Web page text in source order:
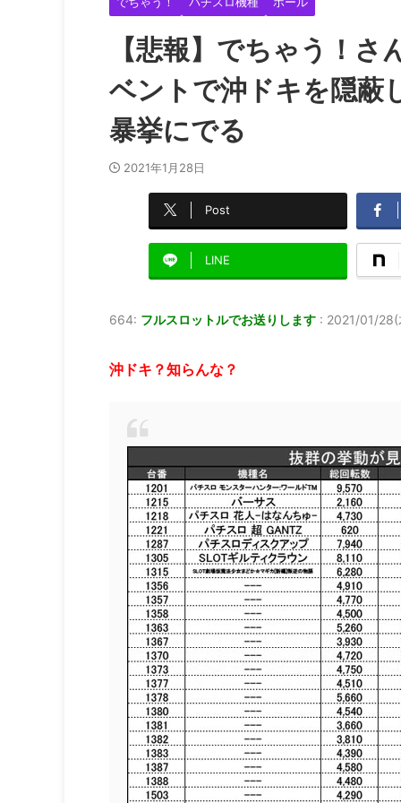
【悲報】でちゃう！
ベントで沖ドキを隠蔽
暴挙にでる
2021年1月28日
Post
LINE
664: フルスロットルでお送りします : 2021/01/
沖ドキ？知らんな？